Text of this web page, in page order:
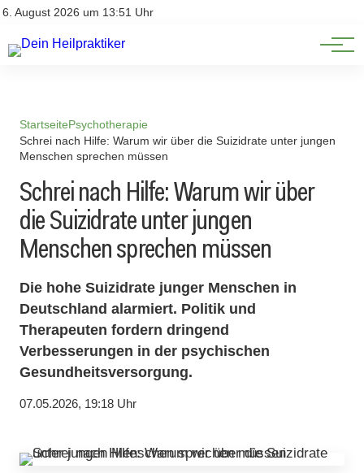
6. August 2026 um 13:51 Uhr
Impressum
Natürliche Medizin
Heilpflanzen & Kräuterkunde
StartseitePsychotherapie
Schrei nach Hilfe: Warum wir über die Suizidrate unter jungen
Menschen sprechen müssen
Schrei nach Hilfe: Warum wir über
die Suizidrate unter jungen
Menschen sprechen müssen
Die hohe Suizidrate junger Menschen in
Deutschland alarmiert. Politik und
Therapeuten fordern dringend
Verbesserungen in der psychischen
Gesundheitsversorgung.
07.05.2026, 19:18 Uhr